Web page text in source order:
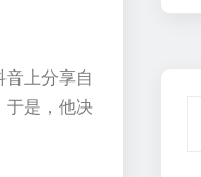
上分享自
于是，他决